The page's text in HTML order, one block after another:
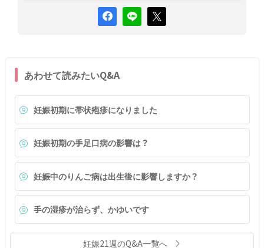
あわせて読みたいQ&A
妊娠初期に帯状疱疹になりました
妊娠初期の手足口病の影響は？
妊娠中のりんご病は出生後に影響しますか？
手の湿疹が治らず、かゆいです
妊娠21週のQ&A一覧へ